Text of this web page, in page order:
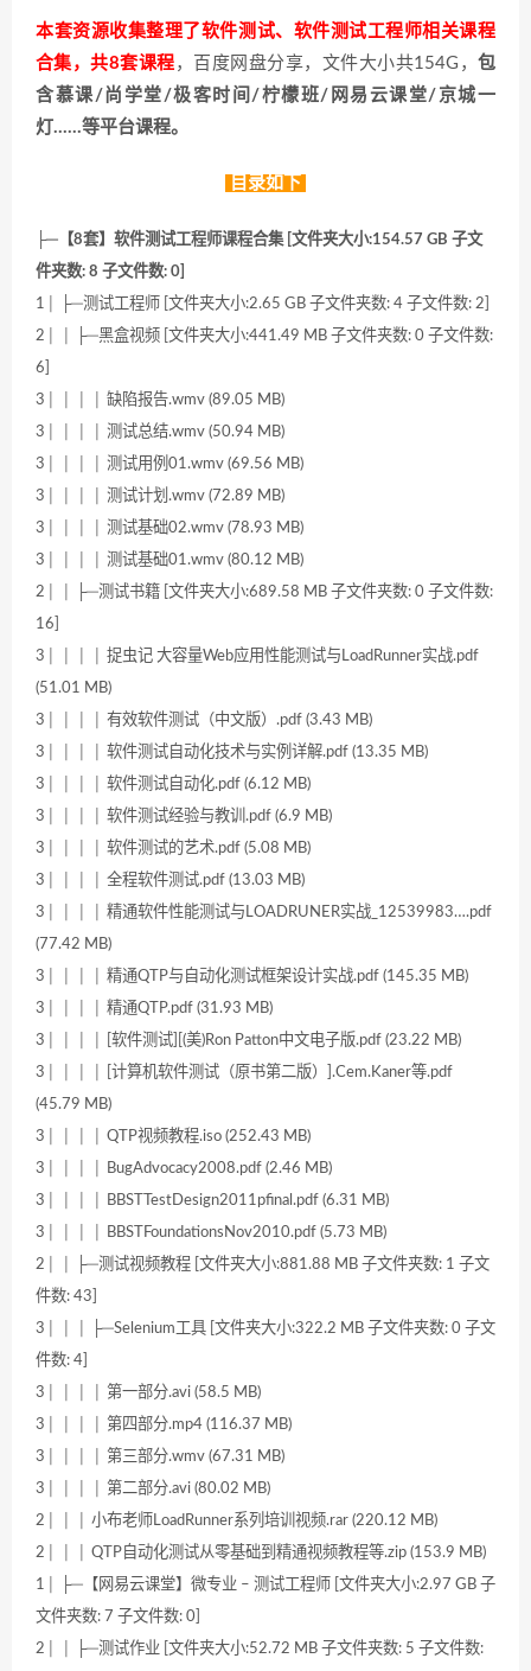
本套资源收集整理了软件测试、软件测试工程师相关课程
合集，共8套课程 ，百度网盘分享，文件大小共154G，包
含慕课/尚学堂/极客时间/柠檬班/网易云课堂/京城一
灯……等平台课程。
目录如下
├─【8套】软件测试工程师课程合集 [文件夹大小:154.57 GB 子文
件夹数: 8 子文件数: 0]
1│ ├─测试工程师 [文件夹大小:2.65 GB 子文件夹数: 4 子文件数: 2]
2│ │ ├─黑盒视频 [文件夹大小:441.49 MB 子文件夹数: 0 子文件数:
6]
3│ │ │ │ 缺陷报告.wmv (89.05 MB)
3│ │ │ │ 测试总结.wmv (50.94 MB)
3│ │ │ │ 测试用例01.wmv (69.56 MB)
3│ │ │ │ 测试计划.wmv (72.89 MB)
3│ │ │ │ 测试基础02.wmv (78.93 MB)
3│ │ │ │ 测试基础01.wmv (80.12 MB)
2│ │ ├─测试书籍 [文件夹大小:689.58 MB 子文件夹数: 0 子文件数:
16]
3│ │ │ │ 捉虫记 大容量Web应用性能测试与LoadRunner实战.pdf
(51.01 MB)
3│ │ │ │ 有效软件测试（中文版）.pdf (3.43 MB)
3│ │ │ │ 软件测试自动化技术与实例详解.pdf (13.35 MB)
3│ │ │ │ 软件测试自动化.pdf (6.12 MB)
3│ │ │ │ 软件测试经验与教训.pdf (6.9 MB)
3│ │ │ │ 软件测试的艺术.pdf (5.08 MB)
3│ │ │ │ 全程软件测试.pdf (13.03 MB)
3│ │ │ │ 精通软件性能测试与LOADRUNER实战_12539983….pdf
(77.42 MB)
3│ │ │ │ 精通QTP与自动化测试框架设计实战.pdf (145.35 MB)
3│ │ │ │ 精通QTP.pdf (31.93 MB)
3│ │ │ │ [软件测试][(美)Ron Patton中文电子版.pdf (23.22 MB)
3│ │ │ │ [计算机软件测试（原书第二版）].Cem.Kaner等.pdf
(45.79 MB)
3│ │ │ │ QTP视频教程.iso (252.43 MB)
3│ │ │ │ BugAdvocacy2008.pdf (2.46 MB)
3│ │ │ │ BBSTTestDesign2011pfinal.pdf (6.31 MB)
3│ │ │ │ BBSTFoundationsNov2010.pdf (5.73 MB)
2│ │ ├─测试视频教程 [文件夹大小:881.88 MB 子文件夹数: 1 子文
件数: 43]
3│ │ │ ├─Selenium工具 [文件夹大小:322.2 MB 子文件夹数: 0 子文
件数: 4]
3│ │ │ │ 第一部分.avi (58.5 MB)
3│ │ │ │ 第四部分.mp4 (116.37 MB)
3│ │ │ │ 第三部分.wmv (67.31 MB)
3│ │ │ │ 第二部分.avi (80.02 MB)
2│ │ │ 小布老师LoadRunner系列培训视频.rar (220.12 MB)
2│ │ │ QTP自动化测试从零基础到精通视频教程等.zip (153.9 MB)
1│ ├─【网易云课堂】微专业 – 测试工程师 [文件夹大小:2.97 GB 子
文件夹数: 7 子文件数: 0]
2│ │ ├─测试作业 [文件夹大小:52.72 MB 子文件夹数: 5 子文件数: